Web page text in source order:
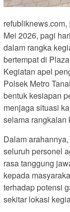
Mei 2026, pagi
dalam rangka
bertempat di
Kegiatan apel
Polsek Metro
bentuk kesiapan
menjaga situasi
selama rangkaian
Dalam
seluruh personel
rasa tanggung
kepada
terhadap potensi
sekitar lokasi